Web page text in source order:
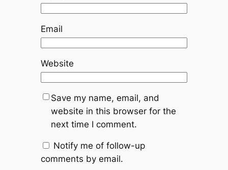
Email
Website
Save my name, email, and
website in this browser for the
next time I comment.
Notify me of follow-up
comments by email.